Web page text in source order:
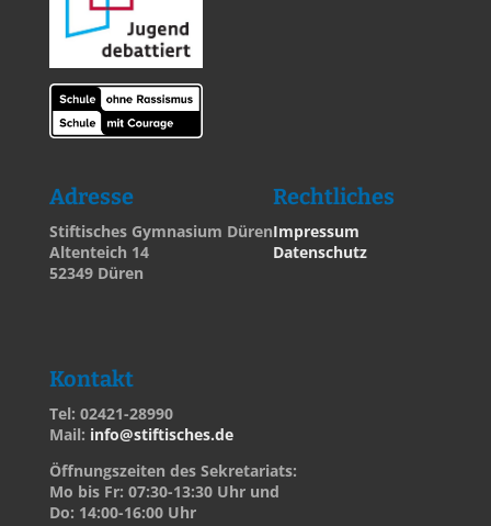
Adresse
Stiftisches Gymnasium Düren
Altenteich 14
52349 Düren
Rechtliches
Impressum
Datenschutz
Kontakt
Tel: 02421-28990
Mail: info@stiftisches.de
Öffnungszeiten des Sekretariats:
Mo bis Fr: 07:30-13:30 Uhr und
Do: 14:00-16:00 Uhr